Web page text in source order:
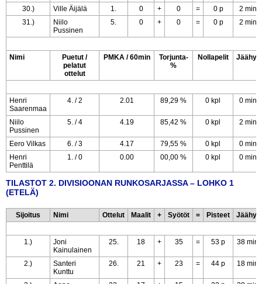
30.) Ville Äijälä 1. 0 + 0 = 0 p
2 min
31.)
Niilo
Pussinen
5. 0 + 0 = 0 p 2 min
Nimi
Puetut /
pelatut
ottelut
PMKA / 60min
Torjunta-
%
Nollapelit Jäähyt
Henri
Saarenmaa
4. / 2 2.01 89,29 % 0 kpl 0 min
Niilo
Pussinen
5. / 4 4.19 85,42 % 0 kpl 2 min
Eero Vilkas 6. / 3 4.17 79,55 % 0 kpl
0 min
Henri
Penttilä
1. / 0 0.00 00,00 % 0 kpl 0 min
TILASTOT 2. DIVISIOONAN RUNKOSARJASSA – LOHKO 1
(ETELÄ)
Sijoitus Nimi Ottelut Maalit + Syötöt = Pisteet Jäähyt
1.)
Joni
Kainulainen
25. 18 + 35 = 53 p 38 min
2.)
Santeri
Kunttu
26. 21 + 23 = 44 p 18 min